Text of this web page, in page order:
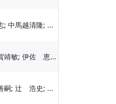
中馬越清隆; ...
靖敏; 伊佐 恵...
嗣; 辻 浩史; ...